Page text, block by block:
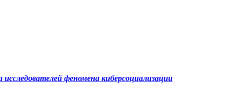
феномена киберсоциализации